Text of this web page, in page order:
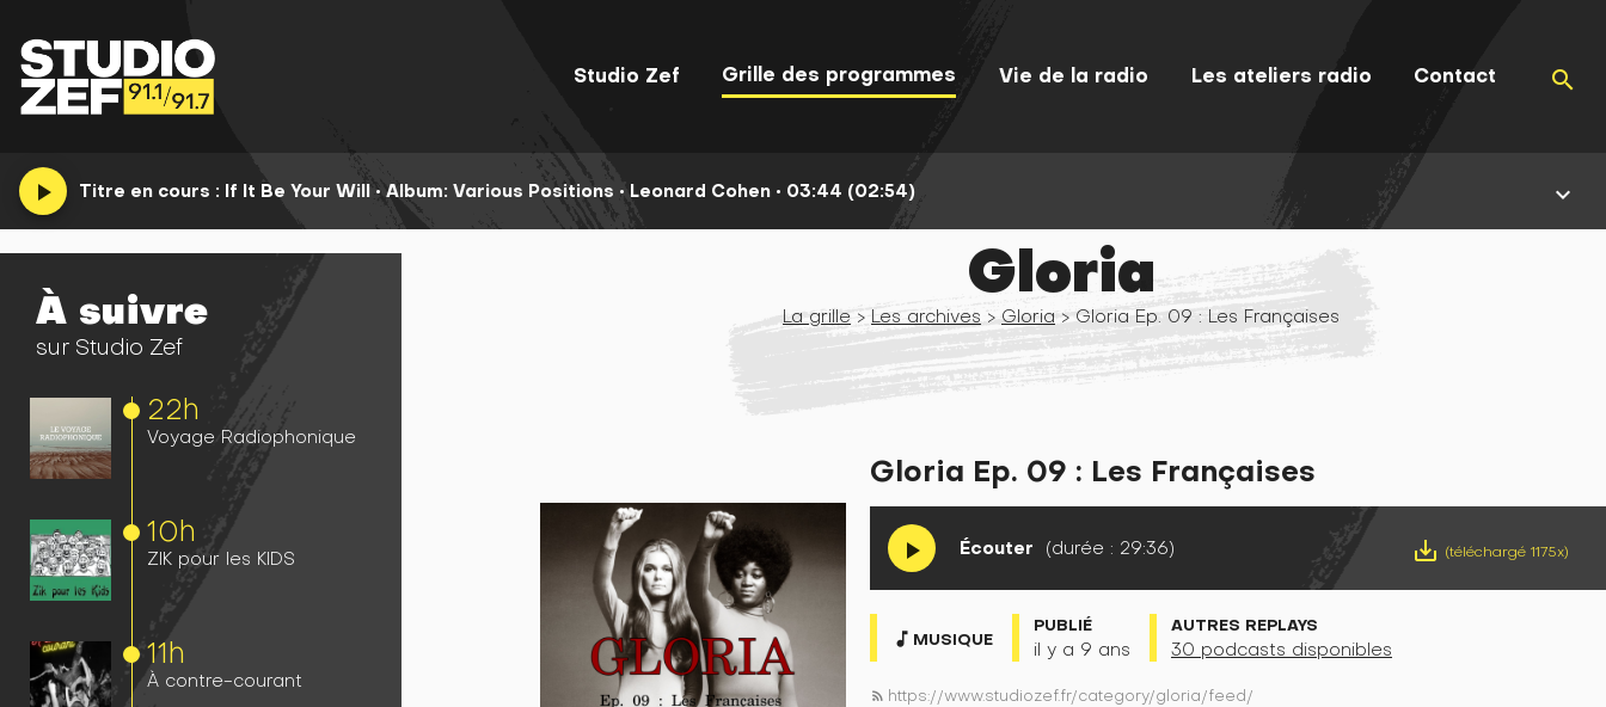
Studio Zef Grille des programmes Vie de la radio Les ateliers radio Contact search
play_arrow Titre en cours : If It Be Your Will • Album: Various Positions • Leonard Cohen • 03:44 (02:54) keyboard_arrow_down
À suivre
sur Studio Zef
22h
Voyage Radiophonique
10h
ZIK pour les KIDS
11h
À contre-courant
Gloria
La grille > Les archives > Gloria > Gloria Ep. 09 : Les Françaises
Gloria Ep. 09 : Les Françaises
play_arrow Écouter (durée : 29:36) save_alt (téléchargé 1175x)
music_note MUSIQUE
PUBLIÉ
il y a 9 ans
AUTRES REPLAYS
30 podcasts disponibles
rss_feed https://www.studiozef.fr/category/gloria/feed/